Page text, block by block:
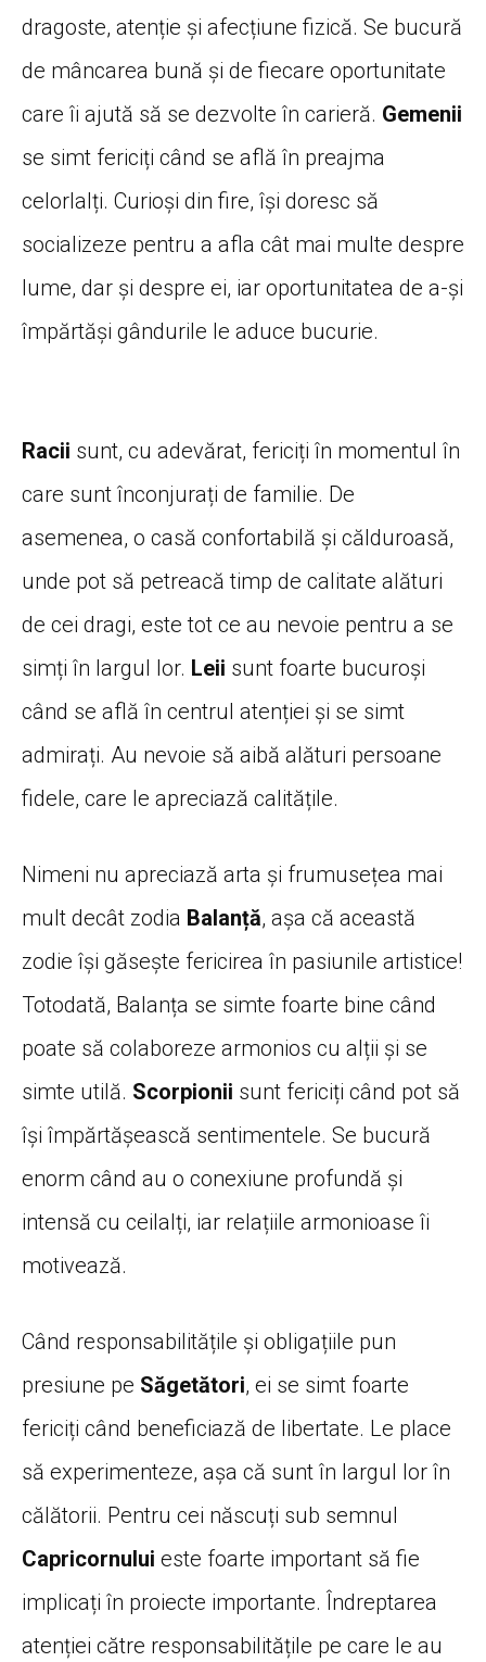
dragoste, atenție și afecțiune fizică. Se bucură
de mâncarea bună și de fiecare oportunitate
care îi ajută să se dezvolte în carieră. Gemenii
se simt fericiți când se află în preajma
celorlalți. Curioși din fire, își doresc să
socializeze pentru a afla cât mai multe despre
lume, dar și despre ei, iar oportunitatea de a-și
împărtăși gândurile le aduce bucurie.
Racii sunt, cu adevărat, fericiți în momentul în
care sunt înconjurați de familie. De
asemenea, o casă confortabilă și călduroasă,
unde pot să petreacă timp de calitate alături
de cei dragi, este tot ce au nevoie pentru a se
simți în largul lor. Leii sunt foarte bucuroși
când se află în centrul atenției și se simt
admirați. Au nevoie să aibă alături persoane
fidele, care le apreciază calitățile.
Nimeni nu apreciază arta și frumusețea mai
mult decât zodia Balanță, așa că această
zodie își găsește fericirea în pasiunile artistice!
Totodată, Balanța se simte foarte bine când
poate să colaboreze armonios cu alții și se
simte utilă. Scorpionii sunt fericiți când pot să
își împărtășească sentimentele. Se bucură
enorm când au o conexiune profundă și
intensă cu ceilalți, iar relațiile armonioase îi
motivează.
Când responsabilitățile și obligațiile pun
presiune pe Săgetători, ei se simt foarte
fericiți când beneficiază de libertate. Le place
să experimenteze, așa că sunt în largul lor în
călătorii. Pentru cei născuți sub semnul
Capricornului este foarte important să fie
implicați în proiecte importante. Îndreptarea
atenției către responsabilitățile pe care le au